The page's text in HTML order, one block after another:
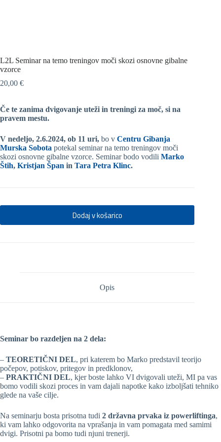
L2L Seminar na temo treningov moči skozi osnovne gibalne
vzorce
20,00 €
Če te zanima dvigovanje uteži in treningi za moč, si na
pravem mestu.
V nedeljo, 2.6.2024, ob 11 uri, bo v Centru Gibanja
Murska Sobota potekal seminar na temo treningov moči
skozi osnovne gibalne vzorce. Seminar bodo vodili Marko
Štih, Kristjan Špan in Tara Petra Klinc.
Dodaj v košarico
Opis
Seminar bo razdeljen na 2 dela:
– TEORETIČNI DEL, pri katerem bo Marko predstavil teorijo
počepov, potiskov, pritegov in predklonov,
– PRAKTIČNI DEL, kjer boste lahko VI dvigovali uteži, MI pa vas
bomo vodili skozi proces in vam dajali napotke kako izboljšati tehniko
glede na vaše cilje.
Na seminarju bosta prisotna tudi 2 državna prvaka iz powerliftinga,
ki vam lahko odgovorita na vprašanja in vam pomagata med samimi
dvigi. Prisotni pa bomo tudi njuni trenerji.